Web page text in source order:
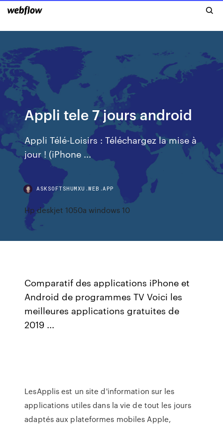
Appli tele 7 jours android
Appli Télé-Loisirs : Téléchargez la mise à
jour ! (iPhone ...
ASKSOFTSHUMXU.WEB.APP
Hp deskjet 1050a windows 10
Comparatif des applications iPhone et
Android de programmes TV Voici les
meilleures applications gratuites de
2019 ...
LesApplis est un site d'information sur les
applications utiles dans la vie de tout les jours
adaptés aux plateformes mobiles Apple,